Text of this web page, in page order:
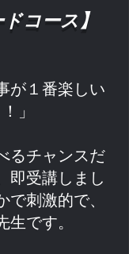
コース】
が１番楽しい
」
るチャンスだ
即受講しまし
刺激的で、
です。